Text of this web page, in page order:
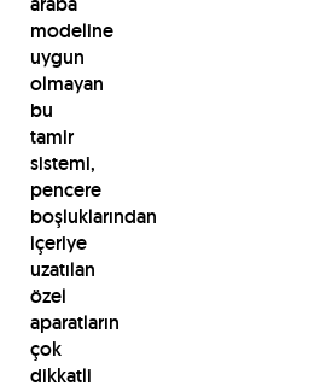
modeline
uygun
olmayan
bu
tamir
sistemi,
pencere
boşluklarından
içeriye
uzatılan
özel
aparatların
çok
dikkatli